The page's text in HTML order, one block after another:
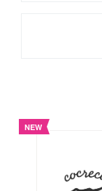
NEW